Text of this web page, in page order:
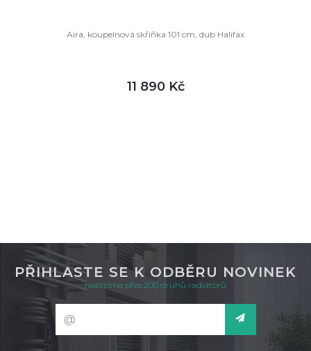
Aira, koupelnová skříňka 101 cm, dub Halifax
11 890 Kč
PŘIHLASTE SE K ODBĚRU NOVINEK
nabízíme přes 200 druhů radiátorů